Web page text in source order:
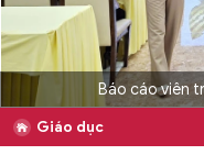
Báo cáo viên
Giáo dục